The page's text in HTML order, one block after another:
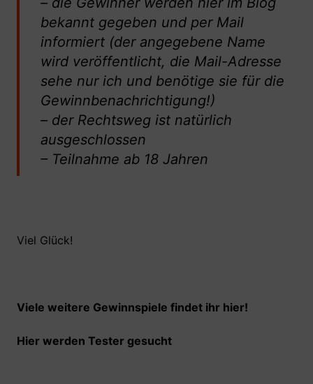
bekannt gegeben und per Mail
informiert (der angegebene Name
wird veröffentlicht, die Mail-Adresse
sehe nur ich und benötige sie für die
Gewinnbenachrichtigung!)
– der Rechtsweg ist natürlich
ausgeschlossen
– Teilnahme ab 18 Jahren
Viel Glück!
Viele weitere Gewinnspiele findet ihr hier!
Hier werden Tester gesucht